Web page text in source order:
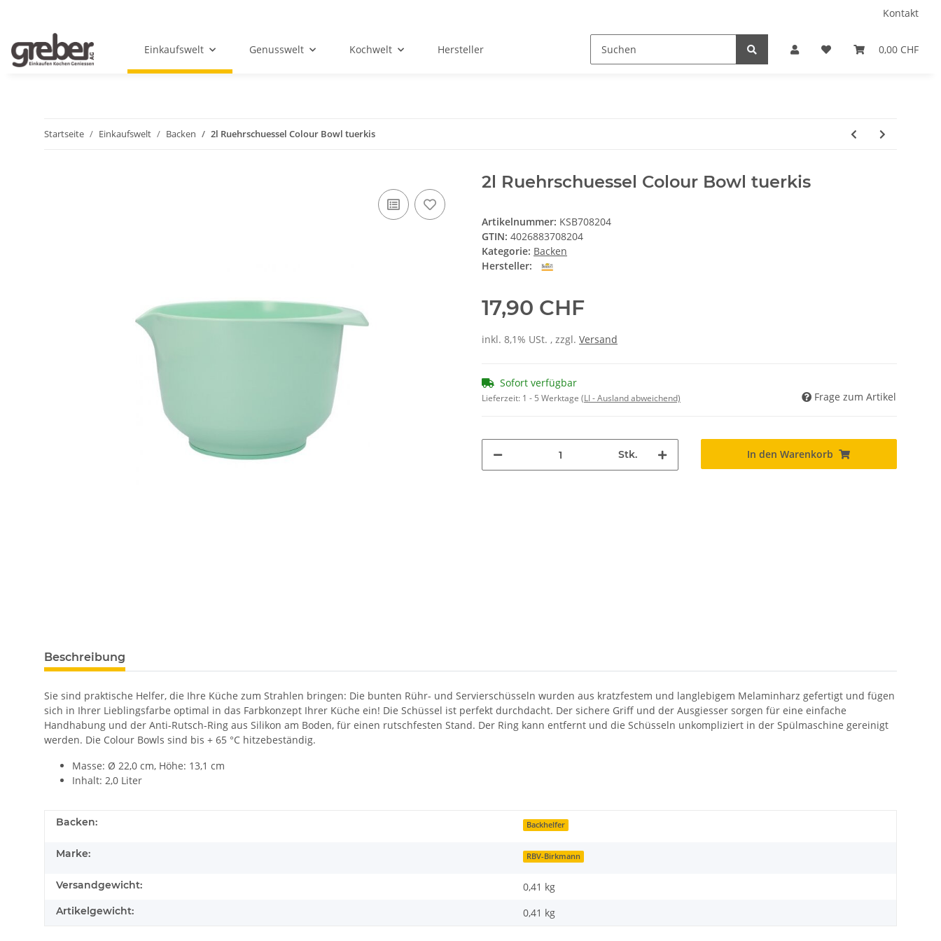
Kontakt
0,00 CHF
Einkaufswelt Genusswelt Kochwelt Hersteller
Startseite Einkaufswelt Backen 2l Ruehrschuessel Colour Bowl tuerkis
2l Ruehrschuessel Colour Bowl tuerkis
Artikelnummer: KSB708204
GTIN: 4026883708204
Kategorie: Backen
Hersteller:
17,90 CHF
inkl. 8,1% USt. , zzgl. Versand
Sofort verfügbar
Lieferzeit: 1 - 5 Werktage (LI - Ausland abweichend) Frage zum Artikel
Stk. In den Warenkorb
Beschreibung
Sie sind praktische Helfer, die Ihre Küche zum Strahlen bringen: Die bunten Rühr- und Servierschüsseln wurden aus kratzfestem und langlebigem Melaminharz gefertigt und fügen
sich in Ihrer Lieblingsfarbe optimal in das Farbkonzept Ihrer Küche ein! Die Schüssel ist perfekt durchdacht. Der sichere Griff und der Ausgiesser sorgen für eine einfache
Handhabung und der Anti-Rutsch-Ring aus Silikon am Boden, für einen rutschfesten Stand. Der Ring kann entfernt und die Schüsseln unkompliziert in der Spülmaschine gereinigt
werden. Die Colour Bowls sind bis + 65 °C hitzebeständig.
Masse: Ø 22,0 cm, Höhe: 13,1 cm
Inhalt: 2,0 Liter
Backen: Backhelfer
Marke: RBV-Birkmann
Versandgewicht: 0,41 kg
Artikelgewicht: 0,41 kg